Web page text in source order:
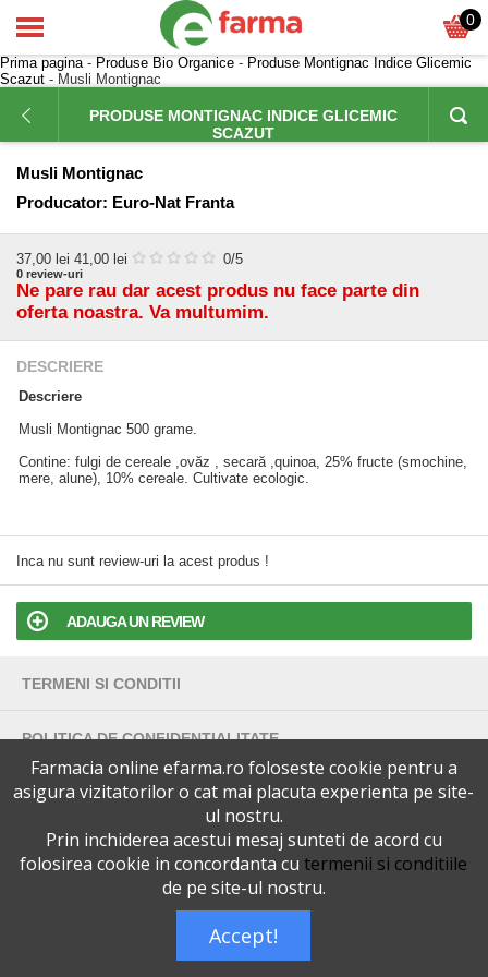
0
Prima pagina- Produse Bio Organice - Produse Montignac Indice Glicemic
Scazut - Musli Montignac
PRODUSE MONTIGNAC INDICE GLICEMIC
SCAZUT
Musli Montignac
Producator: Euro-Nat Franta
37,00 lei 41,00 lei 0/5
0 review-uri
Ne pare rau dar acest produs nu face parte din
oferta noastra. Va multumim.
DESCRIERE
Descriere
Musli Montignac 500 grame.
Contine: fulgi de cereale ,ovăz , secară ,quinoa, 25% fructe (smochine,
mere, alune), 10% cereale. Cultivate ecologic.
Inca nu sunt review-uri la acest produs !
ADAUGA UN REVIEW
TERMENI SI CONDITII
POLITICA DE CONFIDENTIALITATE
VERSIUNEA DESKTOP
Telefoane eFarma:0727515368
Dreptul de autor © efarma.ro - Toate Drepturile Rezervate.
Farmacia online efarma.ro foloseste cookie pentru a
asigura vizitatorilor o cat mai placuta experienta pe site-
ul nostru.
Prin inchiderea acestui mesaj sunteti de acord cu
folosirea cookie in concordanta cu termenii si conditiile
de pe site-ul nostru.
Accept!